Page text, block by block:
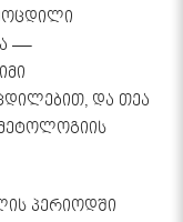
—
და თეა
პერიოდში